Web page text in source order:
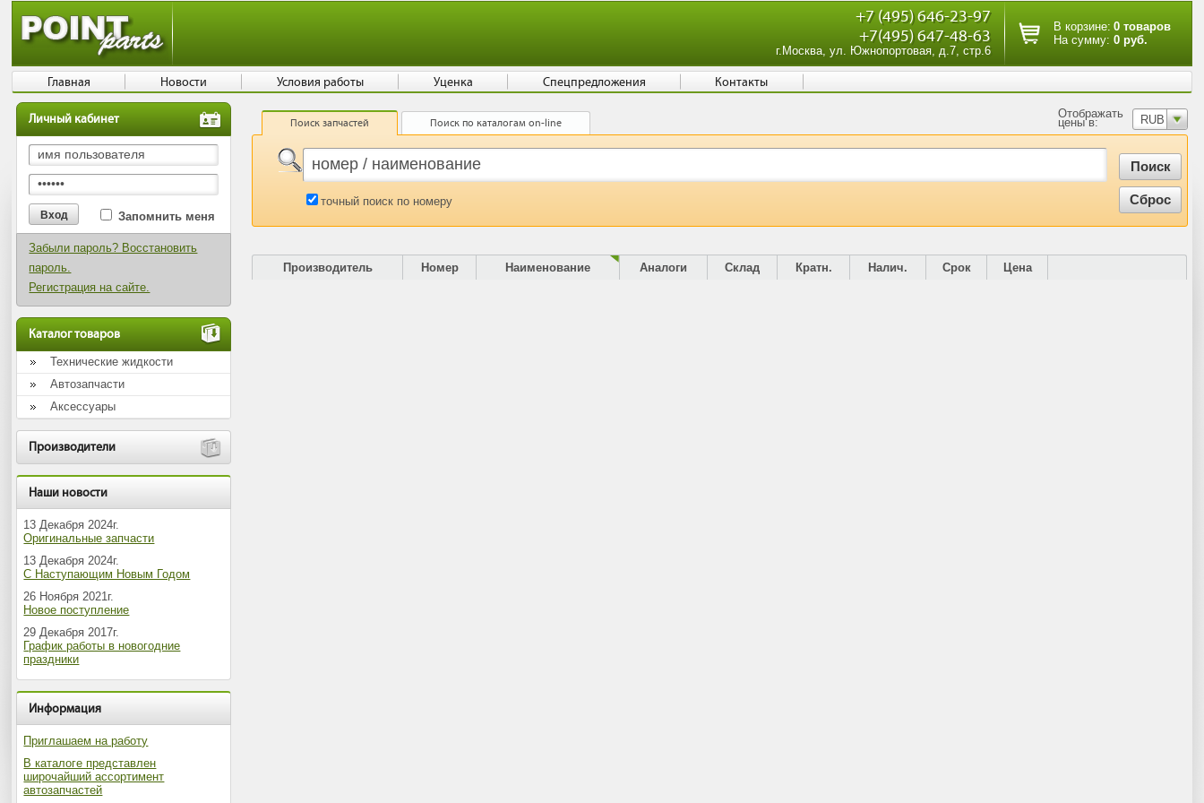
Личный кабинет
Запомнить меня
Забыли пароль? Восстановить
пароль.
Регистрация на сайте.
Каталог товаров
Технические жидкости
Автозапчасти
Аксессуары
Производители
Наши новости
13 Декабря 2024г.
Оригинальные запчасти
13 Декабря 2024г.
С Наступающим Новым Годом
26 Ноября 2021г.
Новое поступление
29 Декабря 2017г.
График работы в новогодние
праздники
Информация
Приглашаем на работу
В каталоге представлен
широчайший ассортимент
автозапчастей
Поиск запчастей Поиск по каталогам on-line RUB
Отображать
цены в:
точный поиск по номеру
Производитель Номер Наименование Аналоги Склад Кратн. Налич. Срок Цена
Главная Новости Условия работы Уценка Спецпредложения Контакты
+7 (495) 646-23-97
+7(495) 647-48-63
г.Москва, ул. Южнопортовая, д.7, стр.6
В корзине: 0 товаров
На сумму: 0 руб.